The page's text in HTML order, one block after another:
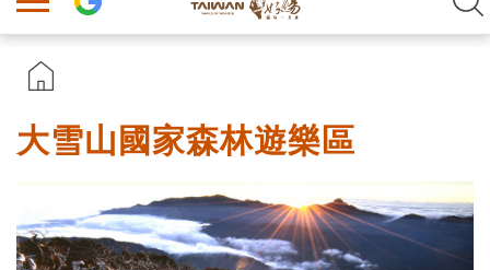
大雪山國家森林遊樂區